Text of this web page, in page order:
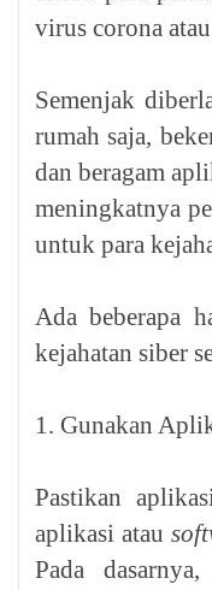
virus corona
Semenjak
rumah saja,
dan beragam
meningkatnya
untuk para
Ada beberapa
kejahatan siber
1. Gunakan
Pastikan
aplikasi atau
Pada